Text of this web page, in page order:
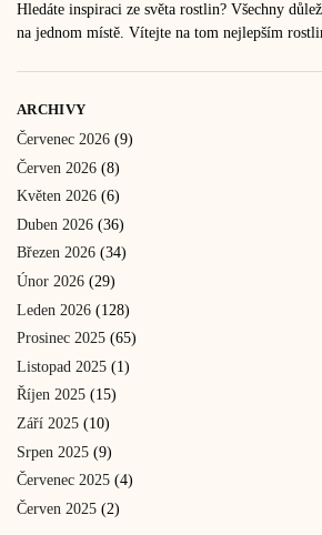
Hledáte inspiraci ze světa rostlin? Všechny
na jednom místě. Vítejte na tom nejlepším
ARCHIVY
Červenec 2026 (9)
Červen 2026 (8)
Květen 2026 (6)
Duben 2026 (36)
Březen 2026 (34)
Únor 2026 (29)
Leden 2026 (128)
Prosinec 2025 (65)
Listopad 2025 (1)
Říjen 2025 (15)
Září 2025 (10)
Srpen 2025 (9)
Červenec 2025 (4)
Červen 2025 (2)